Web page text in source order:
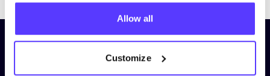
Allow all
Customize
Inscrivez-vous à notre lettre
d’information et restez informé !